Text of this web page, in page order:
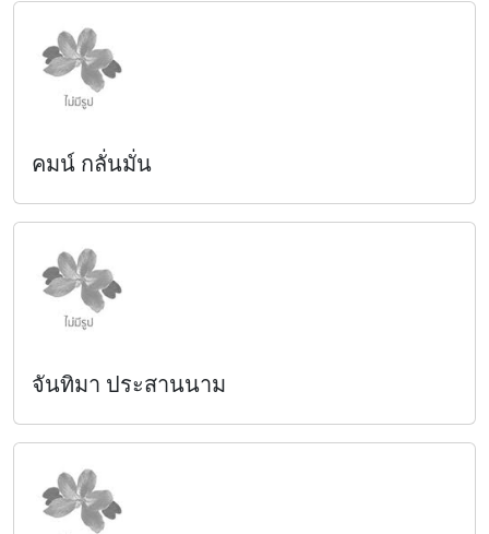
คมน์ กลั่นมั่น
จันทิมา ประสานนาม